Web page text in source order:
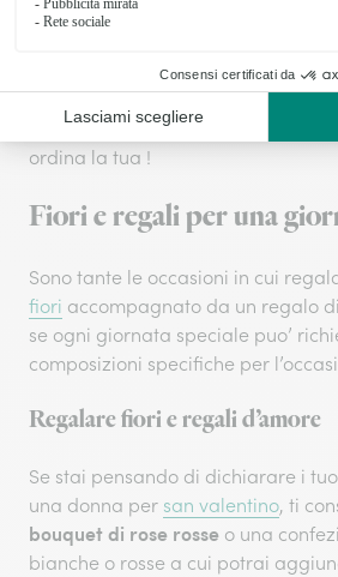
persona ancora più amata. Ecco
floreale preferitaabbinata ad un
tipo di occasione. Tutte le opzioni
disponibili con consegna a
ordina la tua !
Fiori e regali per una
Sono tante le occasioni in cui
fiori accompagnato da un regalo
se ogni giornata speciale puo’
composizioni specifiche per
Regalare fiori e regali d’amore
Se stai pensando di dichiarare i
una donna per san valentino, ti
bouquet di rose rosse o una
bianche o rosse a cui potrai